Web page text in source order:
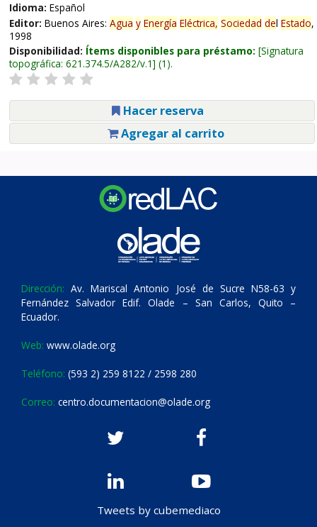
Idioma: Español
Editor: Buenos Aires: Agua y Energía Eléctrica, Sociedad del Estado,
1998
Disponibilidad: Ítems disponibles para préstamo: Signatura
topográfica: 621.374.5/A282/v.1 (1).
Hacer reserva
Agregar al carrito
Dirección: Av. Mariscal Antonio José de Sucre N58-63 y
Fernández Salvador Edif. Olade – San Carlos, Quito –
Ecuador.
Web: www.olade.org
Teléfono: (593 2) 259 8122 / 2598 280
Correo: centro.documentacion@olade.org
Tweets by cubemediaco